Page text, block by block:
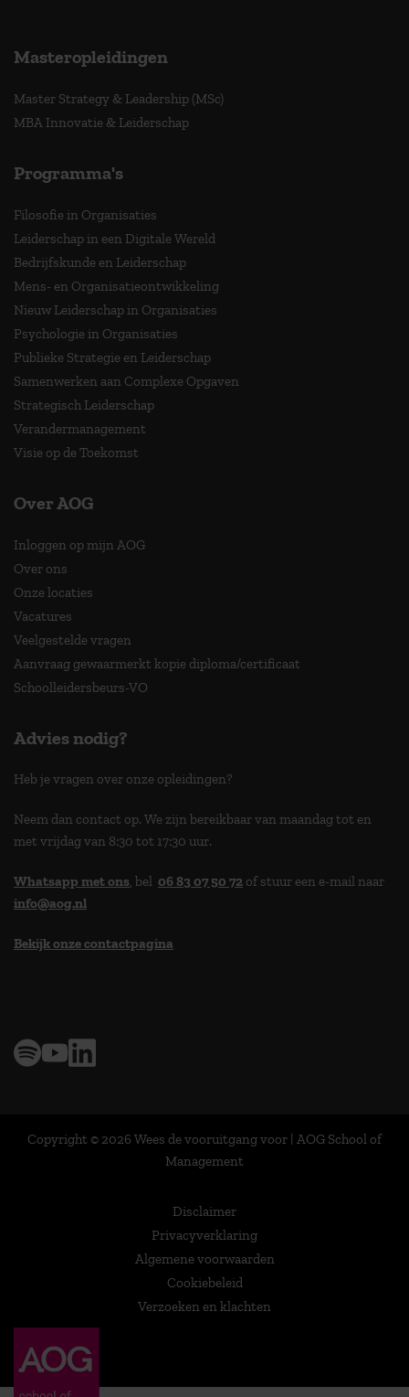
Masteropleidingen
Master Strategy & Leadership (MSc)
MBA Innovatie & Leiderschap
Programma's
Filosofie in Organisaties
Leiderschap in een Digitale Wereld
Bedrijfskunde en Leiderschap
Mens- en Organisatieontwikkeling
Nieuw Leiderschap in Organisaties
Psychologie in Organisaties
Publieke Strategie en Leiderschap
Samenwerken aan Complexe Opgaven
Strategisch Leiderschap
Verandermanagement
Visie op de Toekomst
Over AOG
Inloggen op mijn AOG
Over ons
Onze locaties
Vacatures
Veelgestelde vragen
Aanvraag gewaarmerkt kopie diploma/certificaat
Schoolleidersbeurs-VO
Advies nodig?
Heb je vragen over onze opleidingen?
Neem dan contact op. We zijn bereikbaar van maandag tot en
met vrijdag van 8:30 tot 17:30 uur.
Whatsapp met ons, bel 06 83 07 50 72 of stuur een e-mail naar
info@aog.nl
Bekijk onze contactpagina
Copyright © 2026 Wees de vooruitgang voor | AOG School of
Management
Disclaimer
Privacyverklaring
Algemene voorwaarden
Cookiebeleid
Verzoeken en klachten